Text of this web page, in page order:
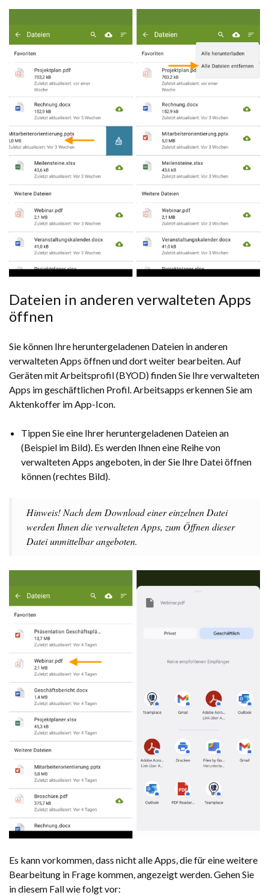
Dateien in anderen verwalteten Apps
öffnen
Sie können Ihre heruntergeladenen Dateien in anderen
verwalteten Apps öffnen und dort weiter bearbeiten. Auf
Geräten mit Arbeitsprofil (BYOD) finden Sie Ihre verwalteten
Apps im geschäftlichen Profil. Arbeitsapps erkennen Sie am
Aktenkoffer im App-Icon.
Tippen Sie eine Ihrer heruntergeladenen Dateien an
(Beispiel im Bild). Es werden Ihnen eine Reihe von
verwalteten Apps angeboten, in der Sie Ihre Datei öffnen
können (rechtes Bild).
Hinweis! Nach dem Download einer einzelnen Datei
werden Ihnen die verwalteten Apps, zum Öffnen dieser
Datei unmittelbar angeboten.
Es kann vorkommen, dass nicht alle Apps, die für eine weitere
Bearbeitung in Frage kommen, angezeigt werden. Gehen Sie
in diesem Fall wie folgt vor: